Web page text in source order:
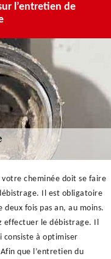
l’entretien de
votre cheminée doit se faire
Il est obligatoire
fois pas an, au moins.
effectuer le débistrage. Il
consiste à optimiser
que l’entretien du